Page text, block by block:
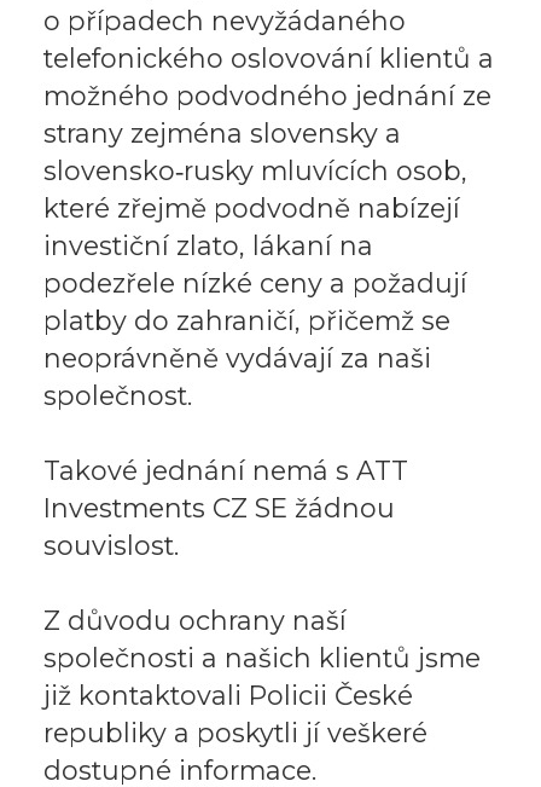
o případech nevyžádaného
telefonického oslovování klientů a
možného podvodného jednání ze
strany zejména slovensky a
slovensko‑rusky mluvících osob,
které zřejmě podvodně nabízejí
investiční zlato, lákaní na
podezřele nízké ceny a požadují
platby do zahraničí, přičemž se
neoprávněně vydávají za naši
společnost.
Takové jednání nemá s ATT
Investments CZ SE žádnou
souvislost.
Z důvodu ochrany naší
společnosti a našich klientů jsme
již kontaktovali Policii České
republiky a poskytli jí veškeré
dostupné informace.